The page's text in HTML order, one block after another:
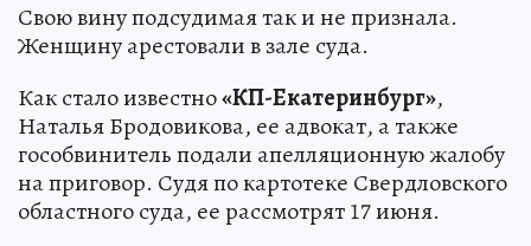
Свою вину подсудимая так и не признала.
Женщину арестовали в зале суда.
Как стало известно«КП-Екатеринбург»,
Наталья Бродовикова, ее адвокат, а также
гособвинитель подали апелляционную жалобу
на приговор. Судя по картотеке Свердловского
областного суда, ее рассмотрят 17 июня.